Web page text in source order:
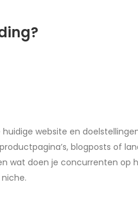
website en
blogposts of
doen je concurrenten op